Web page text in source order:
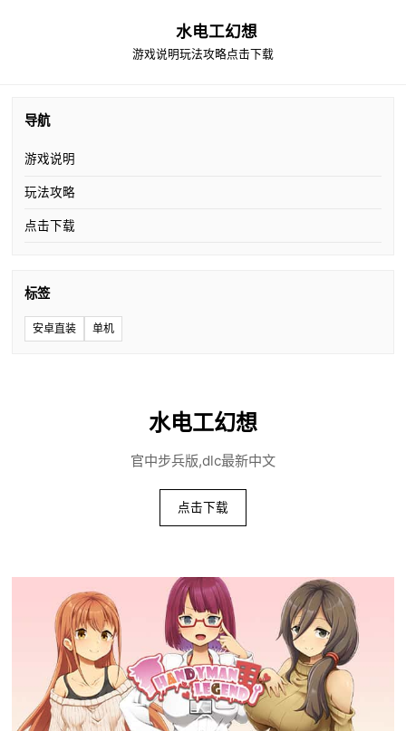
水电工幻想
游戏说明玩法攻略点击下载
导航
游戏说明
玩法攻略
点击下载
标签
安卓直装 单机
水电工幻想
官中步兵版,dlc最新中文
点击下载